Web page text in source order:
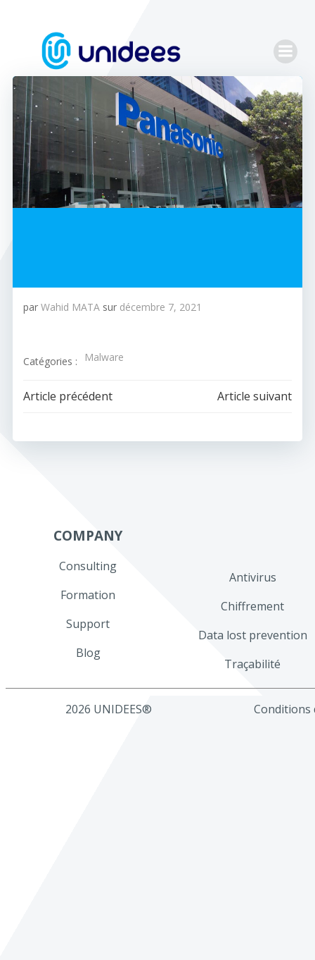
contenu
par Wahid MATA sur décembre 7, 2021
Catégories : Malware
Navigation
de
Article précédent
Navigation
de
Article suivant
COMPANY
Consulting
Formation
Support
Blog
Antivirus
Chiffrement
Data lost prevention
Traçabilité
2026 UNIDEES® Conditions